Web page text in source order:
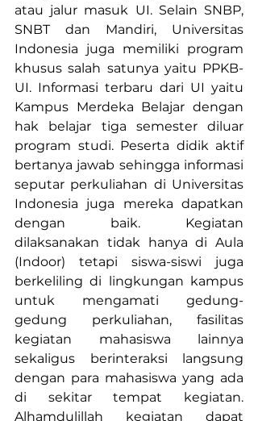
atau jalur masuk UI. Selain SNBP,
SNBT dan Mandiri, Universitas
Indonesia juga memiliki program
khusus salah satunya yaitu PPKB-
UI. Informasi terbaru dari UI yaitu
Kampus Merdeka Belajar dengan
hak belajar tiga semester diluar
program studi. Peserta didik aktif
bertanya jawab sehingga informasi
seputar perkuliahan di Universitas
Indonesia juga mereka dapatkan
dengan baik. Kegiatan
dilaksanakan tidak hanya di Aula
(Indoor) tetapi siswa-siswi juga
berkeliling di lingkungan kampus
untuk mengamati gedung-
gedung perkuliahan, fasilitas
kegiatan mahasiswa lainnya
sekaligus berinteraksi langsung
dengan para mahasiswa yang ada
di sekitar tempat kegiatan.
Alhamdulillah kegiatan dapat